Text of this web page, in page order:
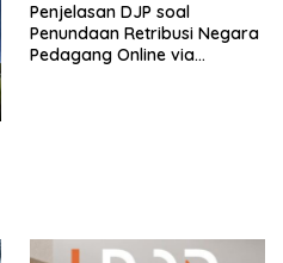
Penjelasan DJP soal
Penundaan Retribusi Negara
Pedagang Online via